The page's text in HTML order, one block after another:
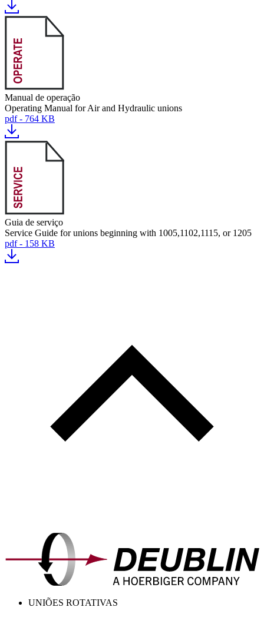
Manual de operação
Operating Manual for Air and Hydraulic unions
pdf - 764 KB
Guia de serviço
Service Guide for unions beginning with 1005,1102,1115, or 1205
pdf - 158 KB
UNIÕES ROTATIVAS